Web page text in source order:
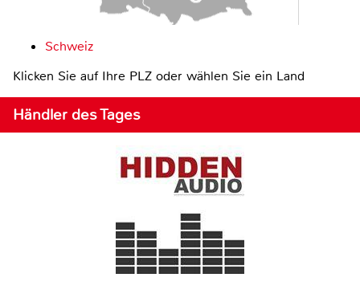
Schweiz
Klicken Sie auf Ihre PLZ oder wählen Sie ein Land
Händler des Tages